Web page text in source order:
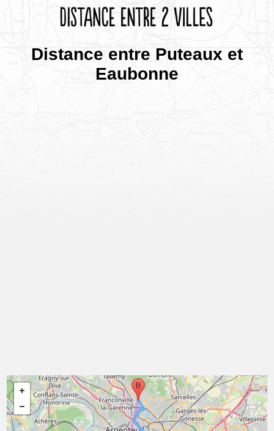
Distance entre Puteaux et
Eaubonne